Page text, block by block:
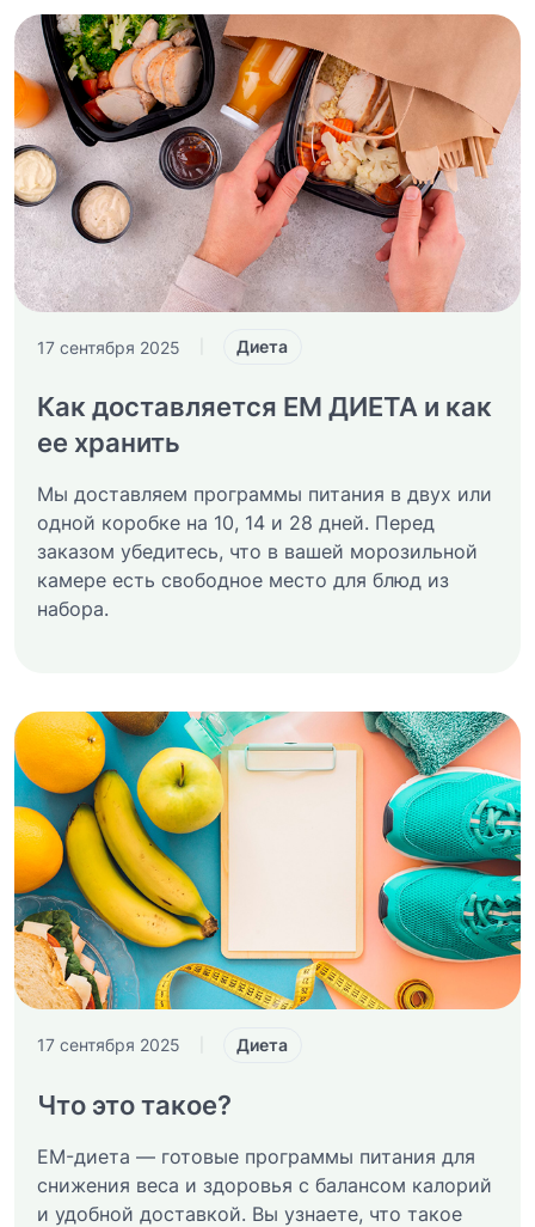
17 сентября 2025 Диета
Как доставляется ЕМ ДИЕТА и как
ее хранить
Мы доставляем программы питания в двух или
одной коробке на 10, 14 и 28 дней. Перед
заказом убедитесь, что в вашей морозильной
камере есть свободное место для блюд из
набора.
17 сентября 2025 Диета
Что это такое?
EM-диета — готовые программы питания для
снижения веса и здоровья с балансом калорий
и удобной доставкой. Вы узнаете, что такое